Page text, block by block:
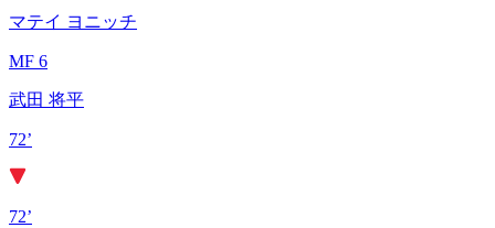
マテイ ヨニッチ
MF 6
武田 将平
72’
72’